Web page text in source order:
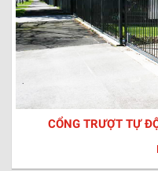
CỔNG TRƯỢT TỰ